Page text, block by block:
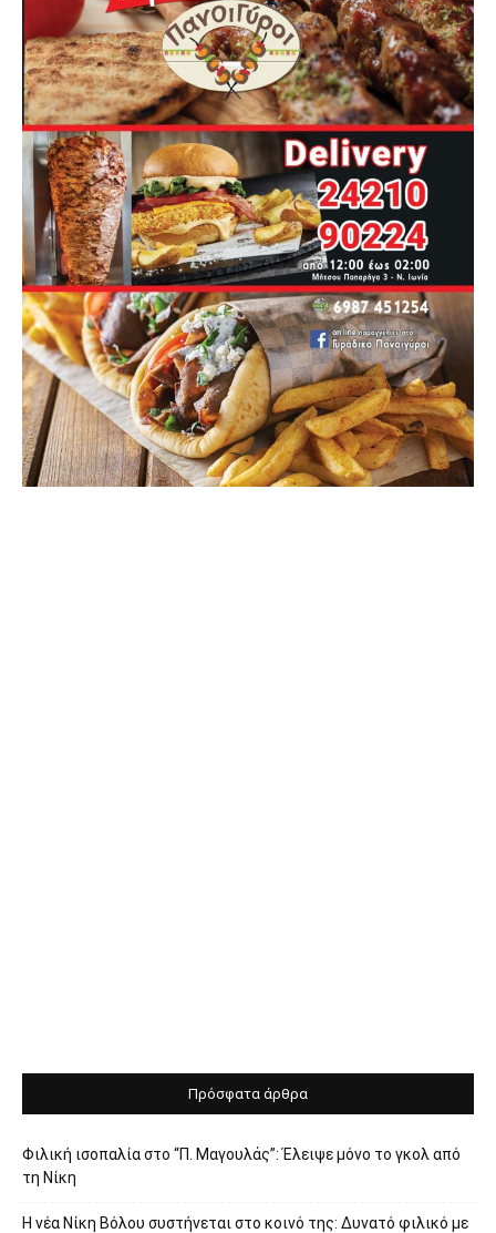
Πρόσφατα άρθρα
Φιλική ισοπαλία στο “Π. Μαγουλάς”: Έλειψε μόνο το γκολ από
τη Νίκη
Η νέα Νίκη Βόλου συστήνεται στο κοινό της: Δυνατό φιλικό με